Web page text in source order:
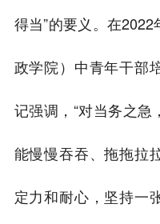
得当”的要义。在
政学院）中青年干部
记强调，“对当务之
能慢慢吞吞、拖拖拉
定力和耐心，坚持一